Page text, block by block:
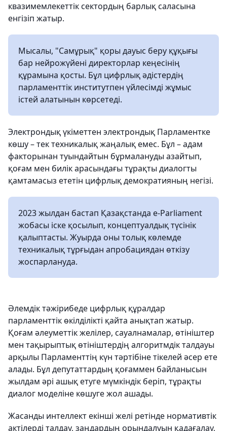
квазимемлекеттік сектордың барлық саласына
енгізіп жатыр.
Мысалы, "Самұрық" қоры дауыс беру құқығы
бар нейрожүйені директорлар кеңесінің
құрамына қосты. Бұл цифрлық әдістердің
парламенттік институтпен үйлесімді жұмыс
істей алатынын көрсетеді.
Электрондық үкіметтен электрондық Парламентке
көшу – тек техникалық жаңалық емес. Бұл – адам
факторынан туындайтын бұрмалануды азайтып,
қоғам мен билік арасындағы тұрақты диалогты
қамтамасыз ететін цифрлық демократияның негізі.
2023 жылдан бастап Қазақстанда e-Parliament
жобасы іске қосылып, концептуалдық түсінік
қалыптасты. Жуырда оны толық көлемде
техникалық тұрғыдан апробациядан өткізу
жоспарлануда.
Әлемдік тәжірибеде цифрлық құралдар
парламенттік өкілділікті қайта анықтап жатыр.
Қоғам әлеуметтік желілер, сауалнамалар, өтініштер
мен тақырыптық өтініштердің алгоритмдік талдауы
арқылы Парламенттің күн тәртібіне тікелей әсер ете
алады. Бұл депутаттардың қоғаммен байланысын
жылдам әрі ашық етуге мүмкіндік беріп, тұрақты
диалог моделіне көшуге жол ашады.
Жасанды интеллект екінші желі ретінде нормативтік
актілерді талдау, заңдардың орындалуын қадағалау,